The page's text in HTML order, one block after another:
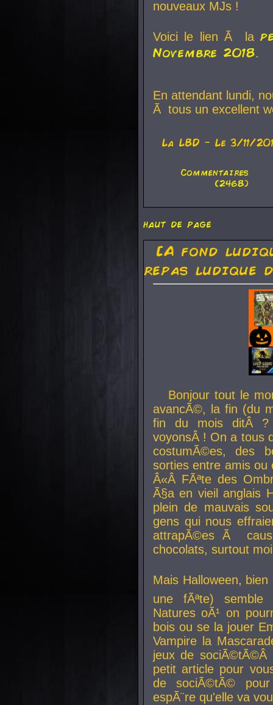
nouveaux MJs !
Voici le lien Ã la
Novembre 2018.
En attendant lundi,
Ã tous un excellent
La LBD - Le 3/11/
Commentaires
(2468)
haut de page
[A fond
repas ludique
Bonjour tout le
avancÃ©, la fin (du
fin du mois ditÂ ?
voyonsÂ ! On a tous
costumÃ©es, des
sorties entre amis
Â«Â FÃªte des
Ã§a en vieil anglais
plein de mauvais
gens qui nous
attrapÃ©es Ã
chocolats, surtout
Mais Halloween, bien
une fÃªte) semble
Natures oÃ¹ on
bois ou se la jouer
Vampire la
jeux de
petit article pour
de sociÃ©tÃ©
espÃ¨re qu'elle va